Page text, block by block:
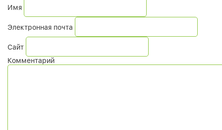
Имя
Электронная почта
Сайт
Комментарий